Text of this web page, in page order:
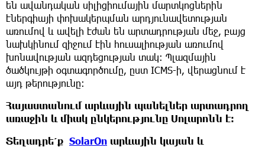
են ավանդական սիլիցիումային մարտկոցներին
էներգիայի փոխակերպման արդյունավետության
առումով և ավելի էժան են արտադրության մեջ, բայց
նախկինում զիջում էին հուսալիության առումով
խոնավության ազդեցության տակ: Պլազմային
ծածկույթի օգտագործումը, ըստ ICMS-ի, վերացնում է
այդ թերությունը:
Հայաստանում արևային պանելներ արտադրող
առաջին և միակ ընկերությունը Սոլարոնն է։
Տեղադրե՛ք SolarOn արևային կայան և